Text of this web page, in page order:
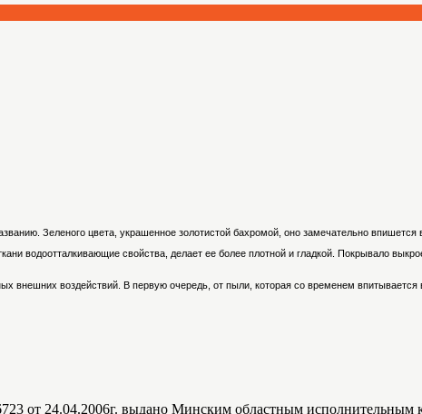
Зеленого цвета, украшенное золотистой бахромой, оно замечательно
водоотталкивающие свойства, делает ее более плотной и гладкой. Покрывало
внешних воздействий. В первую очередь, от пыли, которая со временем впитывается
от 24.04.2006г. выдано Минским областным исполнительным